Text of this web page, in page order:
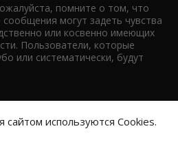
помните о том, что
могут задеть чувства
или косвенно имеющих
Пользователи, которые
или систематически, будут
сайтом используются Cookies.